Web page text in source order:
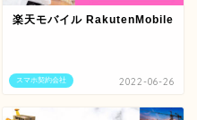
スマホ契約会社
楽天モバイル RakutenMobile
2022-06-26